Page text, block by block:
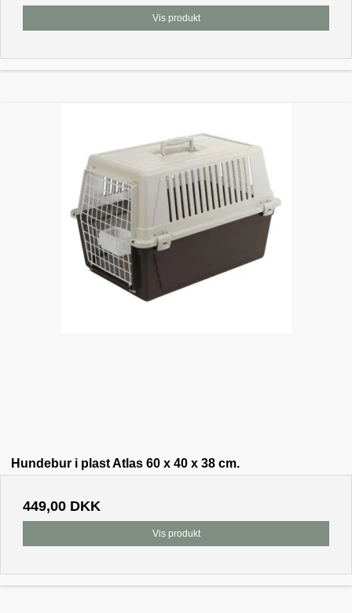
Vis produkt
Hundebur i plast Atlas 60 x 40 x 38 cm.
449,00 DKK
Vis produkt